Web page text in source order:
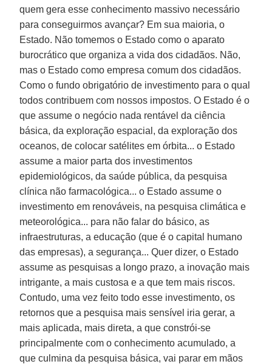
quem gera esse conhecimento massivo necessário
para conseguirmos avançar? Em sua maioria, o
Estado. Não tomemos o Estado como o aparato
burocrático que organiza a vida dos cidadãos. Não,
mas o Estado como empresa comum dos cidadãos.
Como o fundo obrigatório de investimento para o qual
todos contribuem com nossos impostos. O Estado é o
que assume o negócio nada rentável da ciência
básica, da exploração espacial, da exploração dos
oceanos, de colocar satélites em órbita... o Estado
assume a maior parta dos investimentos
epidemiológicos, da saúde pública, da pesquisa
clínica não farmacológica... o Estado assume o
investimento em renováveis, na pesquisa climática e
meteorológica... para não falar do básico, as
infraestruturas, a educação (que é o capital humano
das empresas), a segurança... Quer dizer, o Estado
assume as pesquisas a longo prazo, a inovação mais
intrigante, a mais custosa e a que tem mais riscos.
Contudo, uma vez feito todo esse investimento, os
retornos que a pesquisa mais sensível iria gerar, a
mais aplicada, mais direta, a que constrói-se
principalmente com o conhecimento acumulado, a
que culmina da pesquisa básica, vai parar em mãos